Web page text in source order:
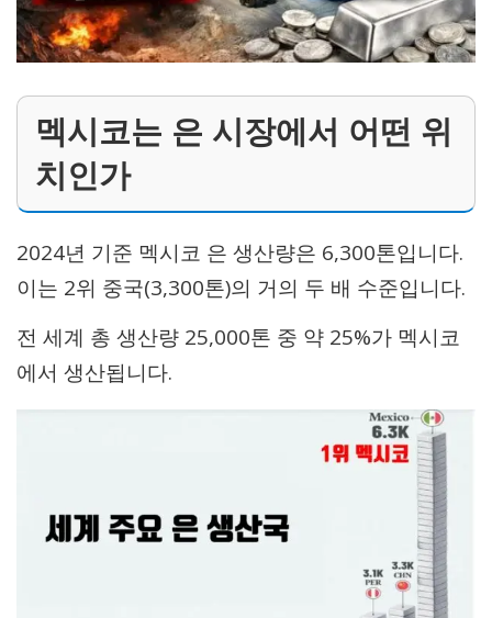
멕시코는 은 시장에서 어떤 위
치인가
2024년 기준 멕시코 은 생산량은 6,300톤입니다.
이는 2위 중국(3,300톤)의 거의 두 배 수준입니다.
전 세계 총 생산량 25,000톤 중 약 25%가 멕시코
에서 생산됩니다.